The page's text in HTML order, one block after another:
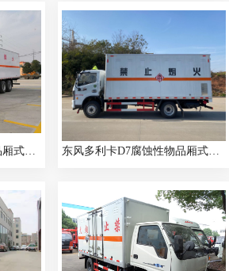
东风多利卡D7腐蚀性物品厢式运输车